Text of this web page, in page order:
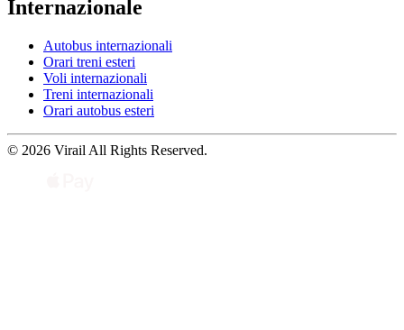
Internazionale
Autobus internazionali
Orari treni esteri
Voli internazionali
Treni internazionali
Orari autobus esteri
© 2026 Virail All Rights Reserved.